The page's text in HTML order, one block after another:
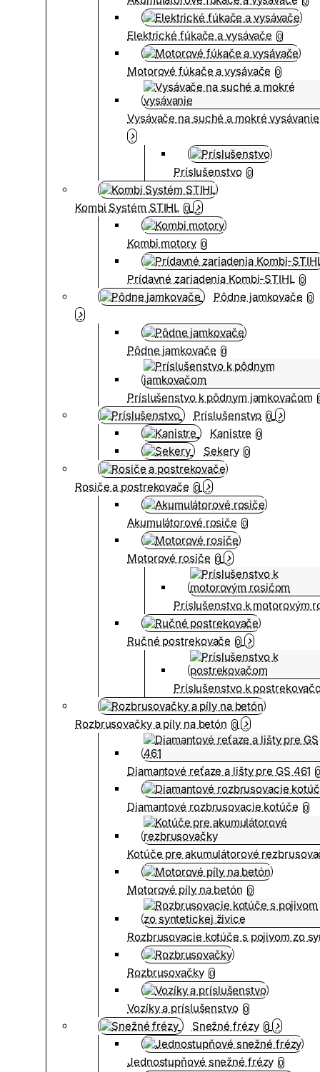
Elektrické fúkače a vysávače 0
Motorové fúkače a vysávače 0
Vysávače na suché a mokré vysávanie
Príslušenstvo 0
Kombi Systém STIHL 0
Kombi motory 0
Prídavné zariadenia Kombi-STIHL 0
Pôdne jamkovače 0
Pôdne jamkovače 0
Príslušenstvo k pôdnym jamkovačom
Príslušenstvo 0
Kanistre 0
Sekery 0
Rosiče a postrekovače 0
Akumulátorové rosiče 0
Motorové rosiče 0
Príslušenstvo k motorovým
Ručné postrekovače 0
Príslušenstvo k
Rozbrusovačky a píly na betón 0
Diamantové reťaze a lišty pre GS 461
Diamantové rozbrusovacie kotúče 0
Kotúče pre akumulátorové
Motorové píly na betón 0
Rozbrusovacie kotúče s pojivom zo
Rozbrusovačky 0
Vozíky a príslušenstvo 0
Snežné frézy 0
Jednostupňové snežné frézy 0